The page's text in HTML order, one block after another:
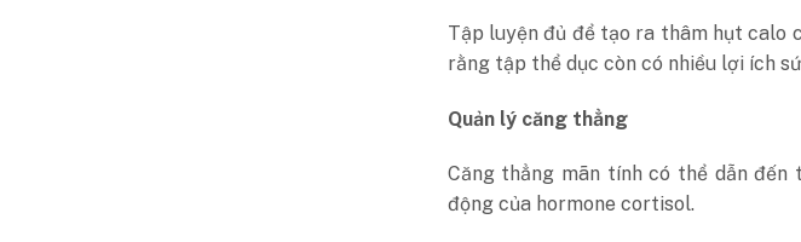
Tập luyện đủ để tạo ra thâm hụt calo
rằng tập thể dục còn có nhiều lợi ích
Quản lý căng thẳng
Căng thẳng mãn tính có thể dẫn
động của hormone cortisol.